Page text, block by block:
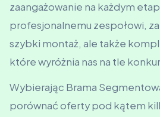
zaangażowanie na każdym
profesjonalnemu zespołowi,
szybki montaż, ale także
które wyróżnia nas na tle
Wybierając Brama
porównać oferty pod kątem